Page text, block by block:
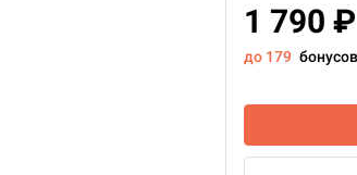
1 790 ₽
до 179